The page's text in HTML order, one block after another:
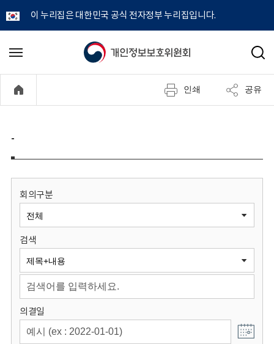
이 누리집은 대한민국 공식 전자정부 누리집입니다.
개
정
보
원
회
메
기
검
인쇄 공유
-
회의구분
검색
의결일